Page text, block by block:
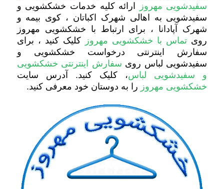
سفیدشویی مهروز
ارائه کلیه خدمات خشکشویی و
سفیدشویی به اهالی شهرک اکباتان ، کوی بیمه و
شهرک آپادانا ، برای ارتباط با خشکشویی مهروز
روی تماس با خشکشویی مهروز
کلیک کنید ، برای
سفارش اینترنتی درخواست خشکشویی و
سفیدشویی لباس روی سفارش اینترنتی خشکشویی
و سفیدشویی لباس، کلیک کنید. آدرس سایت
خشکشویی مهروز را به دوستان خود معرفی کنید.